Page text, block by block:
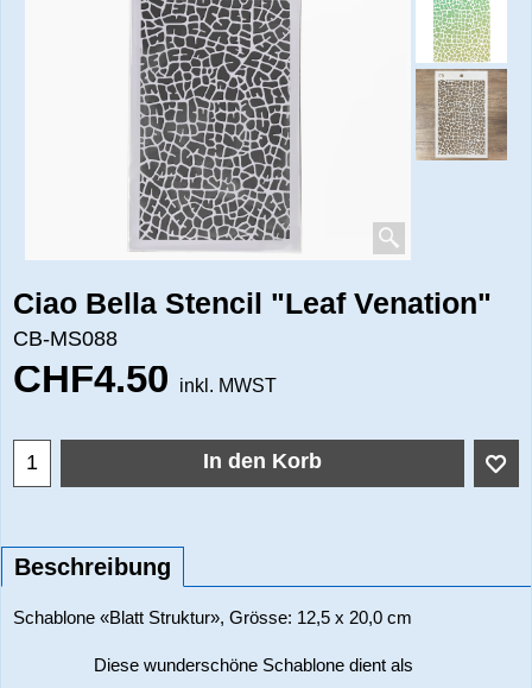
Ciao Bella Stencil "Leaf Venation"
CB-MS088
CHF4.50 inkl. MWST
In den Korb
Beschreibung
Schablone «Blatt Struktur», Grösse: 12,5 x 20,0 cm
Diese wunderschöne Schablone dient als